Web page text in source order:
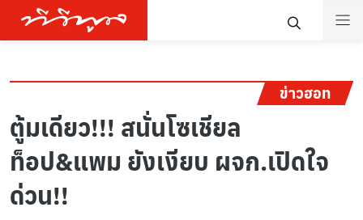
ข่าวฮอท
ตู้มเดียว!!! สนั่นโซเชียล
ท็อป&แพม ยังเงียบ ผจก.เปิดใจ
ด่วน!!